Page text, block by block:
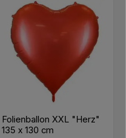
Folienballon XXL "Herz"
135 x 130 cm